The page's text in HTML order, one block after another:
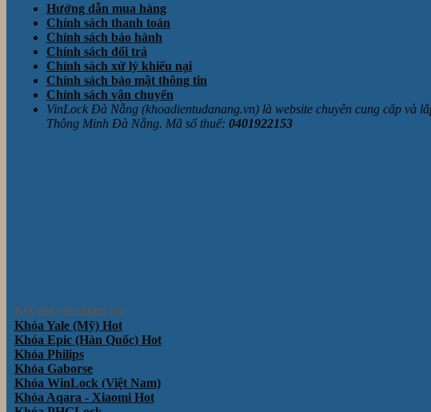
Hướng dẫn mua hàng
Chính sách thanh toán
Chính sách bảo hành
Chính sách đổi trả
Chính sách xử lý khiếu nại
Chính sách bảo mật thông tin
Chính sách vận chuyển
VinLock Đà Nẵng (khoadientudanang.vn) là website chuyên cung cấp
Thông Minh Đà Nẵng. Mã số thuế: 0401922153
Kết nối với chúng tôi
Khóa Yale (Mỹ)
Khóa Epic (Hàn Quốc)
Khóa Philips
Khóa Gaborse
Khóa WinLock (Việt Nam)
Khóa Aqara - Xiaomi